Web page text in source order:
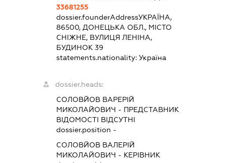
33681255
dossier.founderAddressУКРАЇНА,
86500, ДОНЕЦЬКА ОБЛ., МІСТО
СНІЖНЕ, ВУЛИЦЯ ЛЕНІНА,
БУДИНОК 39
statements.nationality:Україна
dossier.heads:
СОЛОВЙОВ ВАРЕРІЙ
МИКОЛАЙОВИЧ - ПРЕДСТАВНИК
ВІДОМОСТІ ВІДСУТНІ
dossier.position -
СОЛОВЙОВ ВАЛЕРІЙ
МИКОЛАЙОВИЧ - КЕРІВНИК